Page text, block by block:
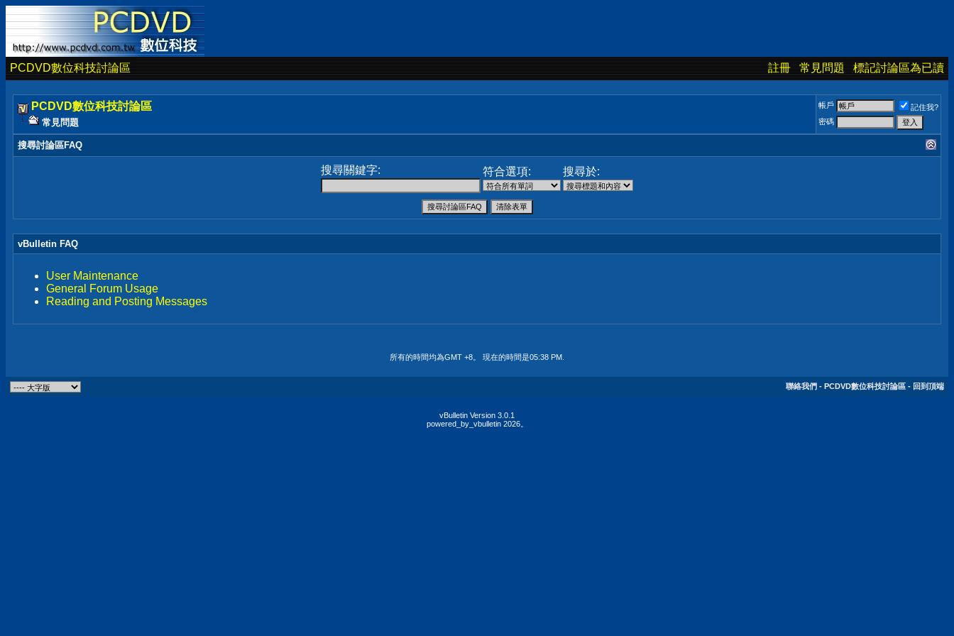
PCDVD數位科技討論區 註冊 常見問題 標記討論區為已讀
PCDVD數位科技討論區
常見問題
帳戶
記住我?
密碼
搜尋討論區FAQ
搜尋關鍵字: 符合選項: 搜尋於:
vBulletin FAQ
User Maintenance
General Forum Usage
Reading and Posting Messages
所有的時間均為GMT +8。 現在的時間是05:38 PM
聯絡我們 - PCDVD數位科技討論區 - 回到頂端
vBulletin Version 3.0.1
powered_by_vbulletin 2026。